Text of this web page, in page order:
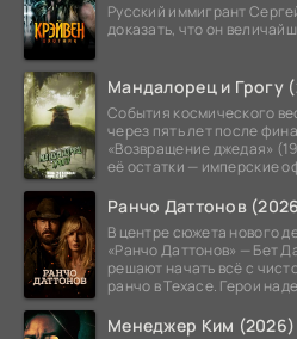
Русский иммигрант
доказать, что он
Мандалорец и Грогу
События космического
через пять лет после
«Возвращение джедая»
её остатки — имперские
Ранчо Даттонов
В центре сюжета нового
«Ранчо Даттонов» — Бет
решают начать всё с
ранчо в Техасе. Герои
Менеджер Ким (2026)